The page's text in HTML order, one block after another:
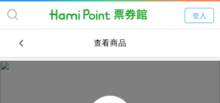
登入
查看商品